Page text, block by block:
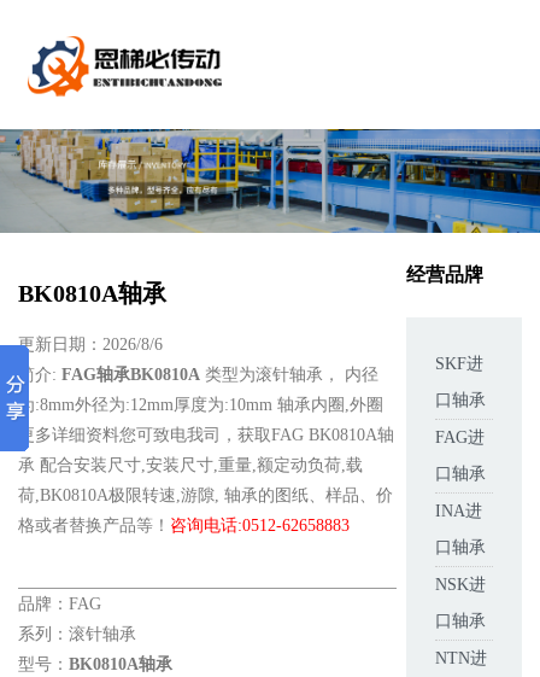
BK0810A轴承
更新日期：2026/8/6
简介: FAG轴承BK0810A 类型为滚针轴承， 内径
为:8mm外径为:12mm厚度为:10mm 轴承内圈,外圈
更多详细资料您可致电我司，获取FAG BK0810A轴
承 配合安装尺寸,安装尺寸,重量,额定动负荷,载
荷,BK0810A极限转速,游隙, 轴承的图纸、样品、价
格或者替换产品等！ 咨询电话:0512-62658883
品牌：FAG
系列：滚针轴承
型号： BK0810A轴承
经营品牌
SKF进
口轴承
FAG进
口轴承
INA进
口轴承
NSK进
口轴承
NTN进